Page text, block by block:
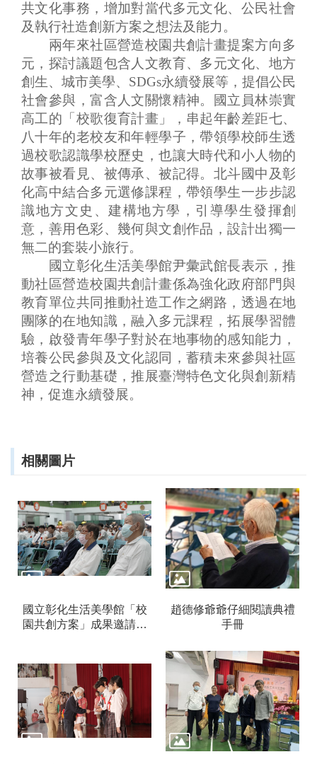
結
題
站
隱
私
權
及
安
政
策
宣
站
資
料
資
安
全
宣
告
著
首
長
箱
無
共文化事務，增加對當代多元文化、公民社會
及執行社造創新方案之想法及能力。
兩年來社區營造校園共創計畫提案方向多
元，探討議題包含人文教育、多元文化、地方
創生、城市美學、SDGs永續發展等，提倡公民
社會參與，富含人文關懷精神。國立員林崇實
高工的「校歌復育計畫」，串起年齡差距七、
八十年的老校友和年輕學子，帶領學校師生透
過校歌認識學校歷史，也讓大時代和小人物的
故事被看見、被傳承、被記得。北斗國中及彰
化高中結合多元選修課程，帶領學生一步步認
識地方文史、建構地方學，引導學生發揮創
意，善用色彩、幾何與文創作品，設計出獨一
無二的套裝小旅行。
國立彰化生活美學館尹彙武館長表示，推
動社區營造校園共創計畫係為強化政府部門與
教育單位共同推動社造工作之網路，透過在地
團隊的在地知識，融入多元課程，拓展學習體
驗，啟發青年學子對於在地事物的感知能力，
培養公民參與及文化認同，蓄積未來參與社區
營造之行動基礎，推展臺灣特色文化與創新精
神，促進永續發展。
相關圖片
國立彰化生活美學館「校
園共創方案」成果邀請三
趙德修爺爺仔細閱讀典禮
手冊